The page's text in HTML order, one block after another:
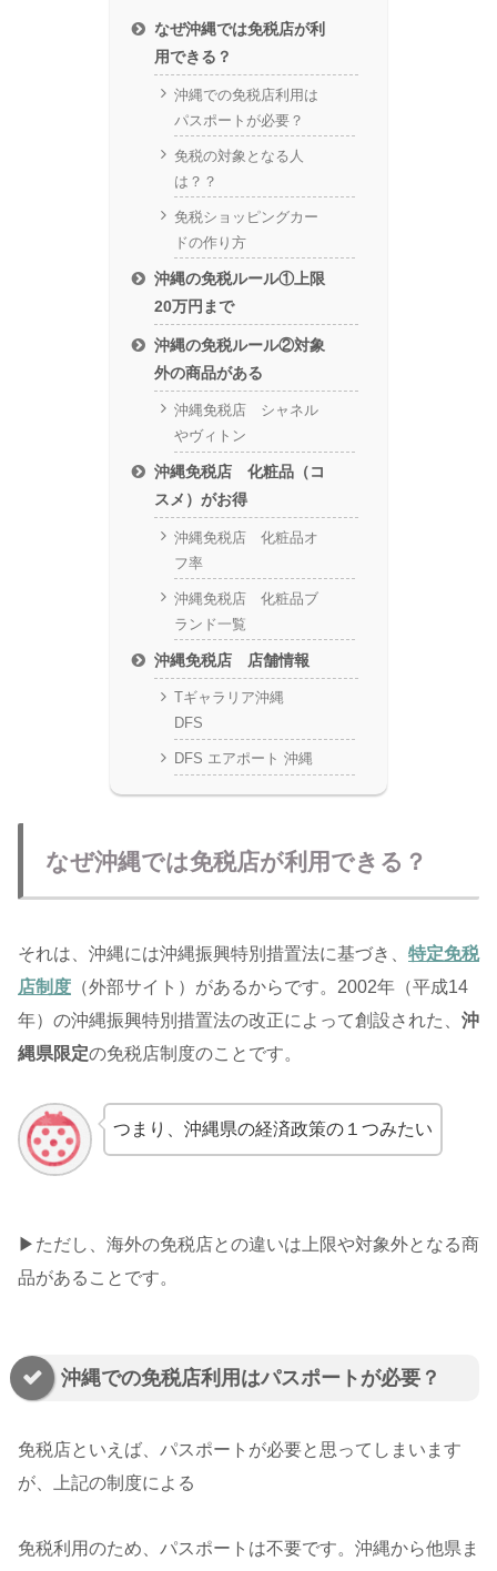
なぜ沖縄では免税店が利
用できる？
沖縄での免税店利用は
パスポートが必要？
免税の対象となる人
は？？
免税ショッピングカー
ドの作り方
沖縄の免税ルール①上限
20万円まで
沖縄の免税ルール②対象
外の商品がある
沖縄免税店 シャネル
やヴィトン
沖縄免税店 化粧品（コ
スメ）がお得
沖縄免税店 化粧品オ
フ率
沖縄免税店 化粧品ブ
ランド一覧
沖縄免税店 店舗情報
Tギャラリア沖縄
DFS
DFS エアポート 沖縄
なぜ沖縄では免税店が利用できる？
それは、沖縄には沖縄振興特別措置法に基づき、 特定免税
店制度 （外部サイト）があるからです。2002年（平成14
年）の沖縄振興特別措置法の改正によって創設された、 沖
縄県限定の免税店制度のことです。
つまり、沖縄県の経済政策の１つみたい
▶︎ただし、海外の免税店との違いは上限や対象外となる商
品があることです。
沖縄での免税店利用はパスポートが必要？
免税店といえば、パスポートが必要と思ってしまいます
が、上記の制度による
免税利用のため、パスポートは不要です。沖縄から他県ま